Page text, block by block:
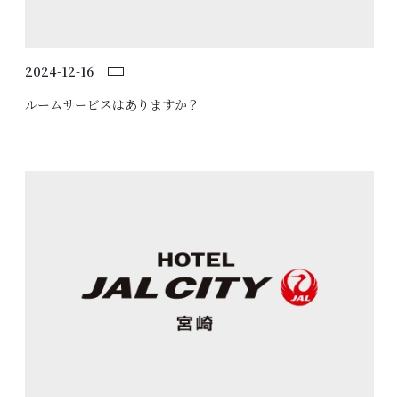
2024-12-16
ルームサービスはありますか？